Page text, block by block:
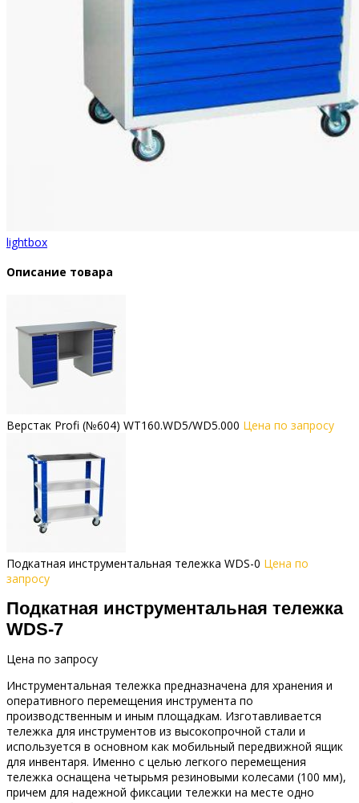
lightbox
Описание товара
Верстак Profi (№604) WT160.WD5/WD5.000 Цена по запросу
Подкатная инструментальная тележка WDS-0 Цена по
запросу
Подкатная инструментальная тележка
WDS-7
Цена по запросу
Инструментальная тележка предназначена для хранения и
оперативного перемещения инструмента по
производственным и иным площадкам. Изготавливается
тележка для инструментов из высокопрочной стали и
используется в основном как мобильный передвижной ящик
для инвентаря. Именно с целью легкого перемещения
тележка оснащена четырьмя резиновыми колесами (100 мм),
причем для надежной фиксации тележки на месте одно